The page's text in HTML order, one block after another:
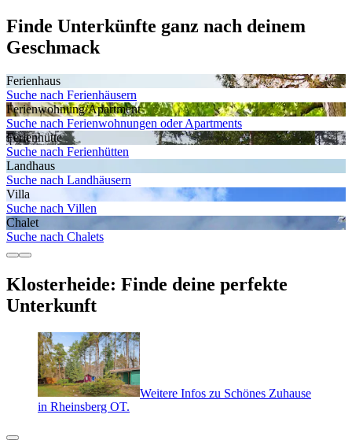
Finde Unterkünfte ganz nach deinem
Geschmack
Ferienhaus
Suche nach Ferienhäusern
Ferienwohnung/Apartment
Suche nach Ferienwohnungen oder Apartments
Ferienhütte
Suche nach Ferienhütten
Landhaus
Suche nach Landhäusern
Villa
Suche nach Villen
Chalet
Suche nach Chalets
Klosterheide: Finde deine perfekte
Unterkunft
Weitere Infos zu Schönes Zuhause
in Rheinsberg OT.